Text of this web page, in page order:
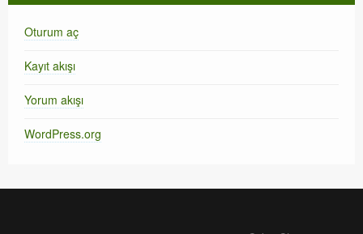
Oturum aç
Kayıt akışı
Yorum akışı
WordPress.org